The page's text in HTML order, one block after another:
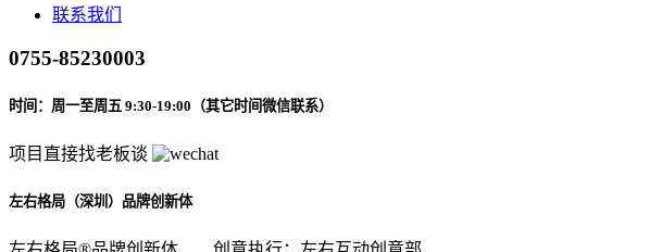
联系我们
0755-85230003
时间：周一至周五 9:30-19:00（其它时间微信联系）
项目直接找老板谈
左右格局（深圳）品牌创新体